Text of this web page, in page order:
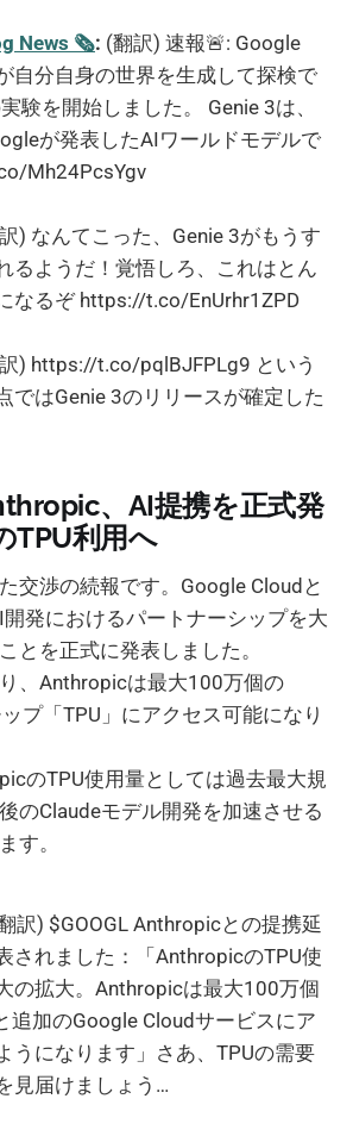
News 🗞: (翻訳) 速報🚨: Google
自分自身の世界を生成して探検で
験を開始しました。 Genie 3は、
が発表したAIワールドモデルで
Mh24PcsYgv
) なんてこった、Genie 3がもうす
るようだ！覚悟しろ、これはとん
なるぞ https://t.co/EnUrhr1ZPD
) https://t.co/pqlBJFPLg9 という
ではGenie 3のリリースが確定した
、AI提携を正式発
TPU利用へ
交渉の続報です。Google Cloudと
発におけるパートナーシップを大
とを正式に発表しました。
、Anthropicは最大100万個の
プ「TPU」にアクセス可能になり
のTPU使用量としては過去最大規
のClaudeモデル開発を加速させる
す。
訳) $GOOGL Anthropicとの提携延
されました：「AnthropicのTPU使
の拡大。Anthropicは最大100万個
追加のGoogle Cloudサービスにア
うになります」さあ、TPUの需要
見届けましょう…